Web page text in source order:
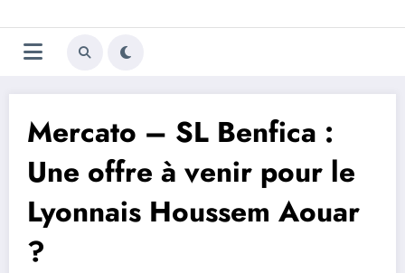
au
contenu
Trivela
L'actualité du football
Mercato – SL Benfica :
Une offre à venir pour le
Lyonnais Houssem Aouar
?